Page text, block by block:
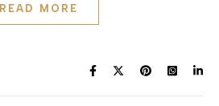
READ MORE